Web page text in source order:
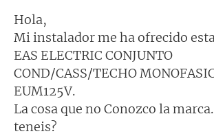
Hola,
Mi instalador me ha ofrecido
EAS ELECTRIC CONJUNTO
COND/CASS/TECHO
EUM125V.
La cosa que no Conozco la
teneis?